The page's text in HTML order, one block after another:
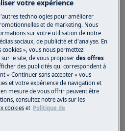
maintenance, éteignez
la fiche secteur de laprise.
lorsque vous déplacez des
lourds, il faut deux
de sécurité et des
votre expérience
technologies pour améliorer
et de marketing. Nous
sur votre utilisation de notre
sociaux, de publicité et d'analyse. En
», vous nous permettez
sur le site, de vous proposerdes offres
des publicités qui correspondent à
« Continuer sans accepter » vous
et votre expérience de navigation et
mesure de vous offrir peuvent être
consultez notre avis sur les
cookies et Politique de